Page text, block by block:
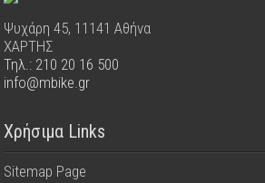
Ψυχάρη 45, 11141 Αθήνα
ΧΑΡΤΗΣ
Τηλ.: 210 20 16 500
info@mbike.gr
Χρήσιμα Links
Sitemap Page